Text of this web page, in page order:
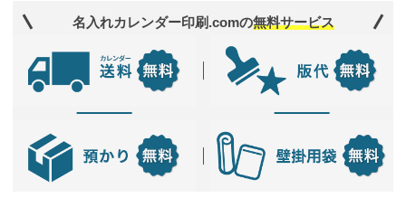
名入れカレンダー印刷.comの無料サービス